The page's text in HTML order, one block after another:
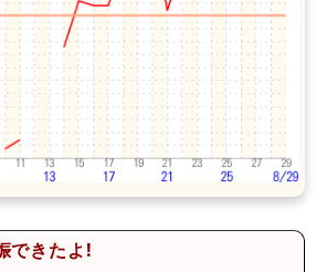
できたよ!